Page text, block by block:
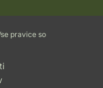
pravice so